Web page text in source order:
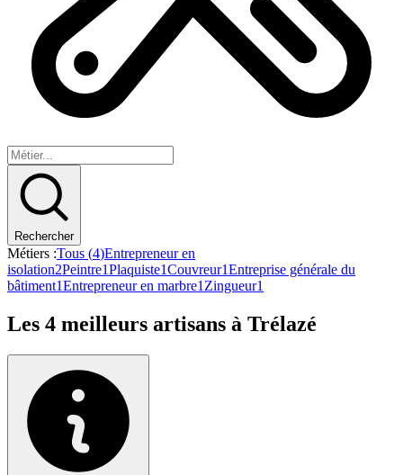
Rechercher
Métiers :Tous (4)Entrepreneur en
isolation2Peintre1Plaquiste1Couvreur1Entreprise générale du
bâtiment1Entrepreneur en marbre1 Zingueur1
Les 4 meilleurs artisans à Trélazé